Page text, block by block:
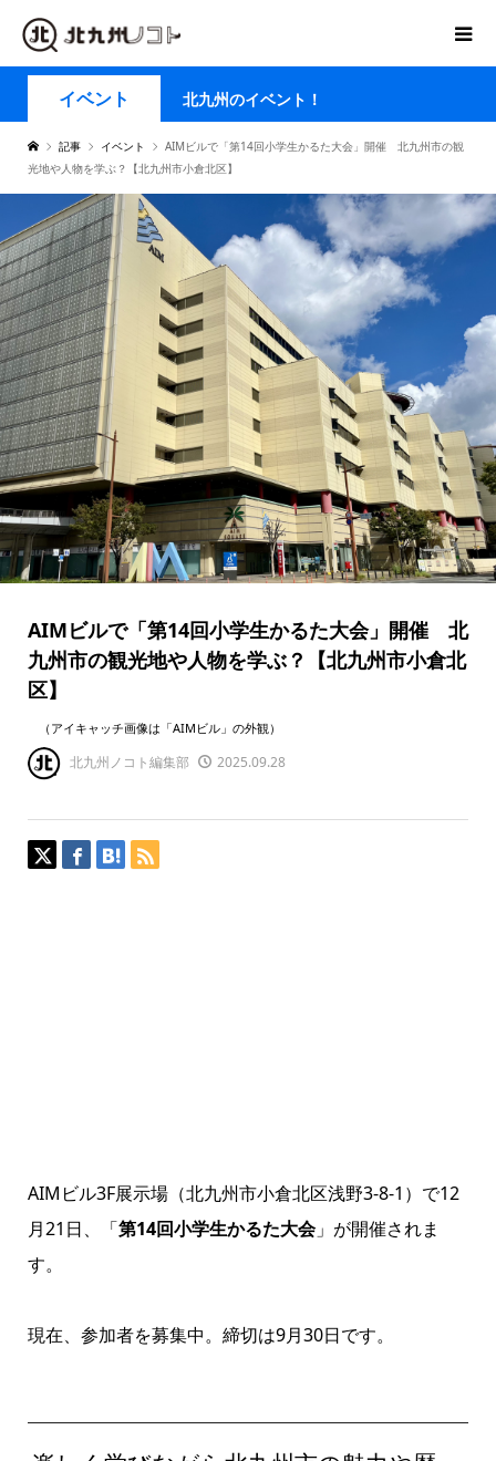
イベント 北九州のイベント！
記事 イベント
AIMビルで「第14回小学生かるた大会」開催 北九州市の観
光地や人物を学ぶ？【北九州市小倉北区】
AIMビルで「第14回小学生かるた大会」開催 北
九州市の観光地や人物を学ぶ？【北九州市小倉北
区】
（アイキャッチ画像は「AIMビル」の外観）
北九州ノコト編集部 2025.09.28
AIMビル3F展示場（北九州市小倉北区浅野3‐8‐1）で12
月21日、「第14回小学生かるた大会」が開催されま
す。
現在、参加者を募集中。締切は9月30日です。